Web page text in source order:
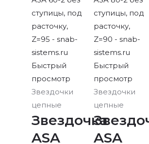
Быстрый
просмотр
Звездочки
цепные
Звездочка
ASA
Быстрый
просмотр
Звездочки
цепные
ASA